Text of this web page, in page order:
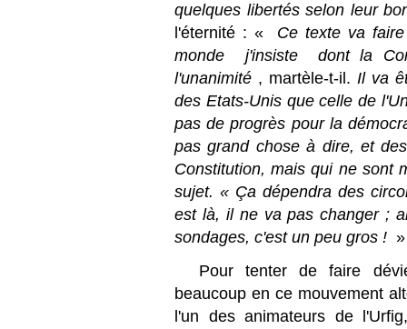
quelques libertés selon leur
l'éternité : « Ce texte va
monde  j'insiste  dont la
l'unanimité , martèle-t-il.Il va
des Etats-Unis que celle de
pas de progrès pour la
pas grand chose à dire, et
Constitution, mais qui ne sont
sujet. « Ça dépendra des
est là, il ne va pas changer ;
sondages, c'est un peu gros ! »
Pour tenter de faire
beaucoup en ce mouvement
l'un des animateurs de